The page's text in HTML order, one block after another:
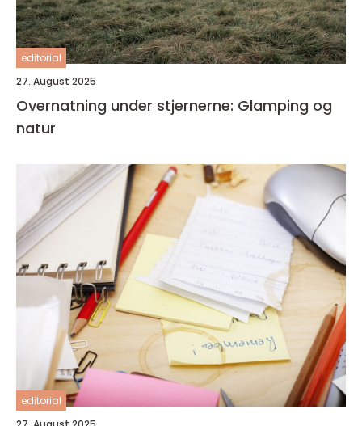
editorial
27. August 2025
Overnatning under stjernerne: Glamping og
natur
editorial